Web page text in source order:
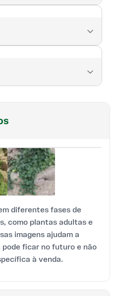
diferentes fases de
como plantas adultas e
imagens ajudam a
ficar no futuro e não
à venda.